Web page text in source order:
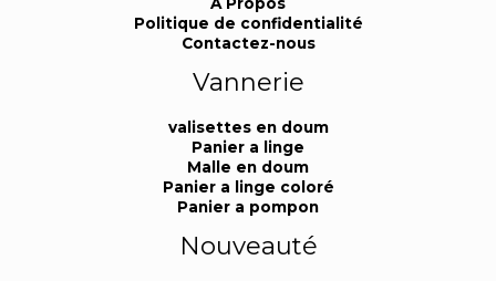
Politique de confidentialité
Contactez-nous
Vannerie
valisettes en doum
Panier a linge
Malle en doum
Panier a linge coloré
Panier a pompon
Nouveauté